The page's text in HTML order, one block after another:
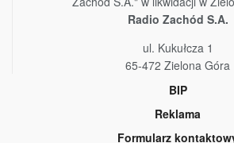
Radio Zachód S.A.
ul. Kukułcza 1
65-472 Zielona Góra
BIP
Reklama
Formularz